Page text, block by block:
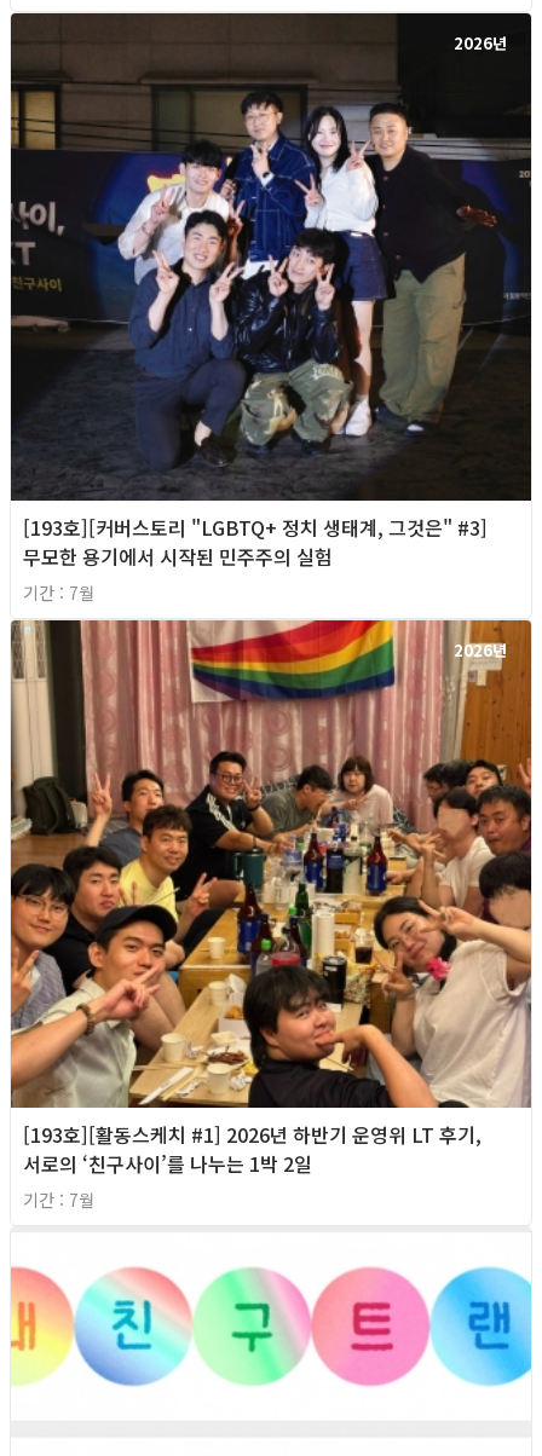
2026년
[193호][커버스토리 "LGBTQ+ 정치 생태계, 그것은" #3]
무모한 용기에서 시작된 민주주의 실험
기간 : 7월
2026년
[193호][활동스케치 #1] 2026년 하반기 운영위 LT 후기,
서로의 ‘친구사이’를 나누는 1박 2일
기간 : 7월